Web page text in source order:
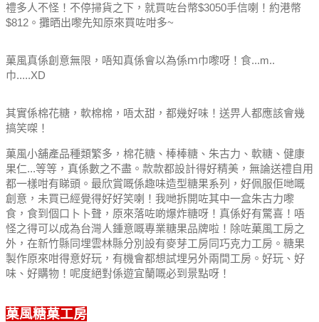
禮多人不怪！不停掃貨之下，就買咗台幣$3050手信喇！約港幣
$812。攤晒出嚟先知原來買咗咁多~
菓風真係創意無限，唔知真係會以為係ｍ巾嚟呀！食...m..
巾.....XD
其實係棉花糖，軟棉棉，唔太甜，都幾好味！送畀人都應該會幾
搞笑㗎！
菓風小舖產品種類繁多，棉花糖、棒棒糖、朱古力、軟糖、健康
果仁...等等，真係數之不盡。 款款都設計得好精美，無論送禮自用
都一樣咁有睇頭。 最欣賞嘅係趣味造型糖果系列，好佩服佢哋嘅
創意，未買已經覺得好好笑喇！ 我哋拆開咗其中一盒朱古力嚟
食，食到個口卜卜聲，原來落咗啲爆炸糖呀！真係好有驚喜！ 唔
怪之得可以成為台灣人鍾意嘅專業糖果品牌啦！ 除咗菓風工房之
外，在新竹縣同埋雲林縣分別設有麥芽工房同巧克力工房。 糖果
製作原來咁得意好玩，有機會都想試埋另外兩間工房。 好玩、好
味、好購物！呢度絕對係遊宜蘭嘅必到景點呀！
菓風糖菓工房